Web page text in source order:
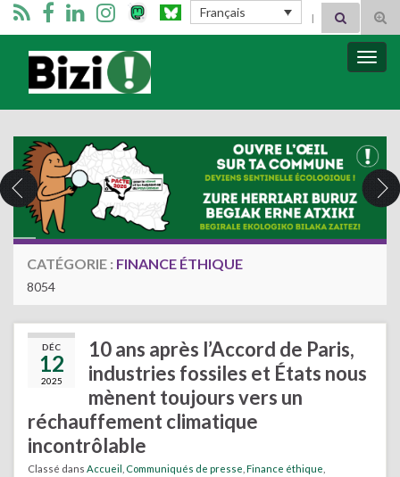
Français Search for:
Bizimugi
CATÉGORIE : FINANCE ÉTHIQUE
8054
DÉC
12
2025
10 ans après l’Accord de Paris,
industries fossiles et États nous
mènent toujours vers un
réchauffement climatique
incontrôlable
Classé dans Accueil Communiqués de presse Finance éthique